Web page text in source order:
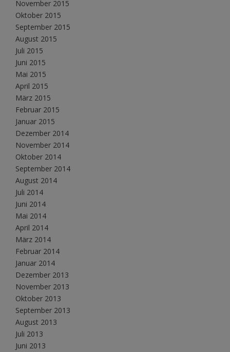
November 2015
Oktober 2015
September 2015
August 2015
Juli 2015
Juni 2015
Mai 2015
April 2015
März 2015
Februar 2015
Januar 2015
Dezember 2014
November 2014
Oktober 2014
September 2014
August 2014
Juli 2014
Juni 2014
Mai 2014
April 2014
März 2014
Februar 2014
Januar 2014
Dezember 2013
November 2013
Oktober 2013
September 2013
August 2013
Juli 2013
Juni 2013